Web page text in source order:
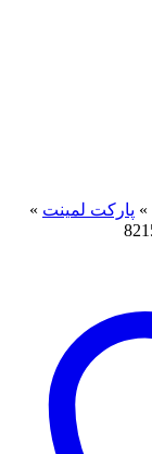
» پارکت لمینت »